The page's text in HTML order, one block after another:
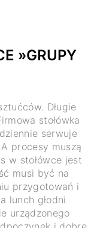
»GRUPY
Długie
stołówka
serwuje
procesy muszą
w stołówce jest
musi być na
przygotowań i
lunch głodni
urządzonego